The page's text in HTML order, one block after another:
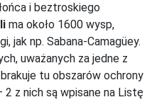
i beztroskiego
ma około 1600 wysp,
jak np. Sabana-Camagüey.
uważanych za jedne z
tu obszarów ochrony
z nich są wpisane na Listę